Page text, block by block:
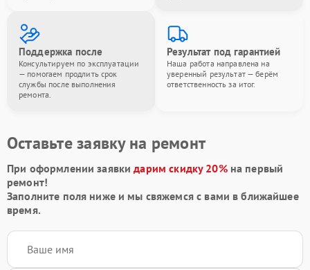
Поддержка после
Консультируем по эксплуатации
— помогаем продлить срок
службы после выполнения
ремонта.
Результат под гарантией
Наша работа направлена на
уверенный результат — берём
ответственность за итог.
Оставьте заявку на ремонт
При оформлении заявкидарим скидку 20%на первый
ремонт!
Заполните поля ниже и мы свяжемся с вами в ближайшее
время.